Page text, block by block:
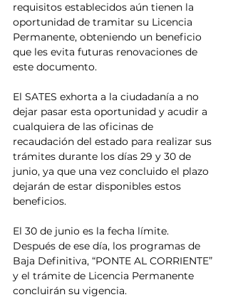
requisitos establecidos aún tienen la
oportunidad de tramitar su Licencia
Permanente, obteniendo un beneficio
que les evita futuras renovaciones de
este documento.
El SATES exhorta a la ciudadanía a no
dejar pasar esta oportunidad y acudir a
cualquiera de las oficinas de
recaudación del estado para realizar sus
trámites durante los días 29 y 30 de
junio, ya que una vez concluido el plazo
dejarán de estar disponibles estos
beneficios.
El 30 de junio es la fecha límite.
Después de ese día, los programas de
Baja Definitiva, “PONTE AL CORRIENTE”
y el trámite de Licencia Permanente
concluirán su vigencia.